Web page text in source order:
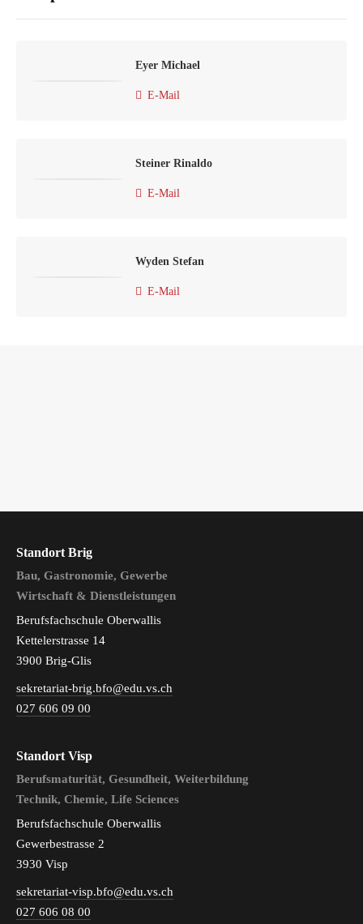
Eyer Michael
E-Mail
Steiner Rinaldo
E-Mail
Wyden Stefan
E-Mail
Standort Brig
Bau, Gastronomie, Gewerbe
Wirtschaft & Dienstleistungen
Berufsfachschule Oberwallis
Kettelerstrasse 14
3900 Brig-Glis
sekretariat-brig.bfo@edu.vs.ch
027 606 09 00
Standort Visp
Berufsmaturität, Gesundheit, Weiterbildung
Technik, Chemie, Life Sciences
Berufsfachschule Oberwallis
Gewerbestrasse 2
3930 Visp
sekretariat-visp.bfo@edu.vs.ch
027 606 08 00